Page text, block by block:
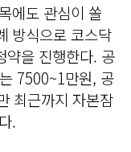
에도 관심이 쏠
방식으로 코스닥
약을 진행한다. 공
7500~1만원, 공
최근까지 자본잠
.